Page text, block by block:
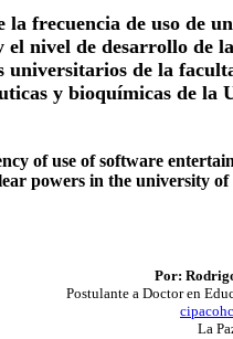
la frecuencia de uso de
nivel de desarrollo de
universitarios de la
y bioquímicas de la
of use of software
powers in the university
Por:
Postulante a Doctor en
La